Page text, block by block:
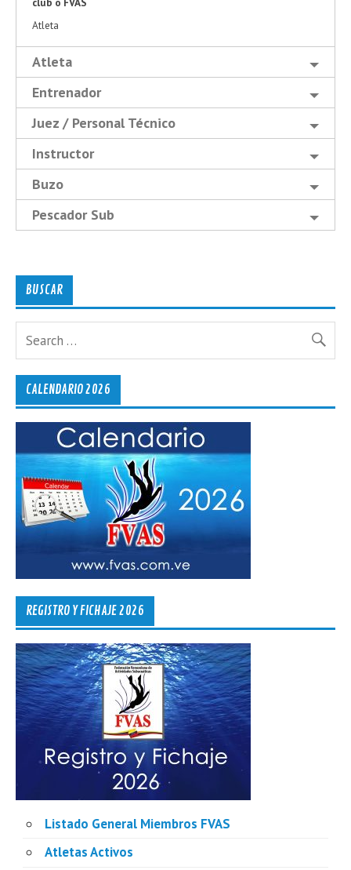
Atleta
Atleta
Entrenador
Juez / Personal Técnico
Instructor
Buzo
Pescador Sub
BUSCAR
CALENDARIO 2026
REGISTRO Y FICHAJE 2026
Listado General Miembros FVAS
Atletas Activos